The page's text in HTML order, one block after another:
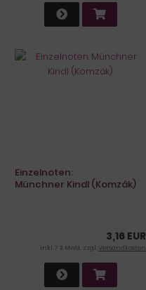
Einzelnoten:
Münchner Kindl (Komzák)
3,16 EUR
inkl. 7 % MwSt. zzgl.Versandkosten